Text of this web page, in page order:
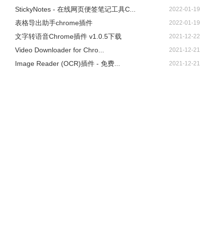
StickyNotes - 在线网页便签笔记工具C... 2022-01-19
表格导出助手chrome插件 2022-01-19
文字转语音Chrome插件 v1.0.5下载 2021-12-22
Video Downloader for Chro... 2021-12-21
Image Reader (OCR)插件 - 免费... 2021-12-21